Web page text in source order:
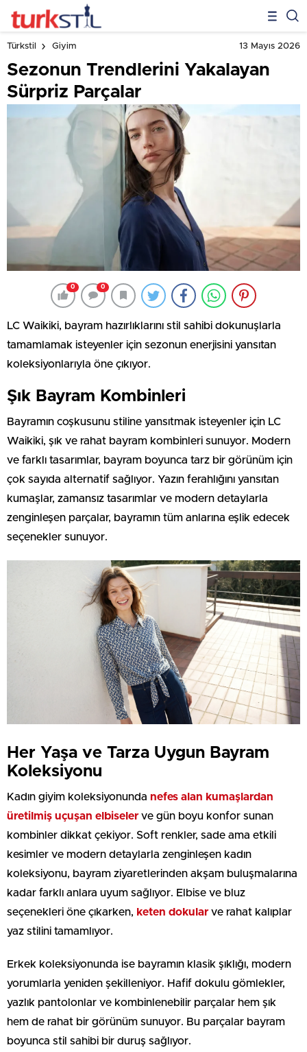
Türkstil Giyim 13 Mayıs 2026
Sezonun Trendlerini Yakalayan
Sürpriz Parçalar
0 0
LC Waikiki, bayram hazırlıklarını stil sahibi dokunuşlarla
tamamlamak isteyenler için sezonun enerjisini yansıtan
koleksiyonlarıyla öne çıkıyor.
Şık Bayram Kombinleri
Bayramın coşkusunu stiline yansıtmak isteyenler için LC
Waikiki, şık ve rahat bayram kombinleri sunuyor. Modern
ve farklı tasarımlar, bayram boyunca tarz bir görünüm için
çok sayıda alternatif sağlıyor. Yazın ferahlığını yansıtan
kumaşlar, zamansız tasarımlar ve modern detaylarla
zenginleşen parçalar, bayramın tüm anlarına eşlik edecek
seçenekler sunuyor.
Her Yaşa ve Tarza Uygun Bayram
Koleksiyonu
Kadın giyim koleksiyonunda nefes alan kumaşlardan
üretilmiş uçuşan elbiseler ve gün boyu konfor sunan
kombinler dikkat çekiyor. Soft renkler, sade ama etkili
kesimler ve modern detaylarla zenginleşen kadın
koleksiyonu, bayram ziyaretlerinden akşam buluşmalarına
kadar farklı anlara uyum sağlıyor. Elbise ve bluz
seçenekleri öne çıkarken, keten dokular ve rahat kalıplar
yaz stilini tamamlıyor.
Erkek koleksiyonunda ise bayramın klasik şıklığı, modern
yorumlarla yeniden şekilleniyor. Hafif dokulu gömlekler,
yazlık pantolonlar ve kombinlenebilir parçalar hem şık
hem de rahat bir görünüm sunuyor. Bu parçalar bayram
boyunca stil sahibi bir duruş sağlıyor.